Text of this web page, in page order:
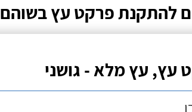
להתקנת פרקט עץ בשוהם
עץ, עץ מלא - גושני